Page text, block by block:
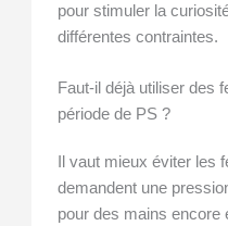
pour stimuler la
différentes contraintes.
Faut-il déjà utiliser des
période de PS ?
Il vaut mieux éviter les
demandent une
pour des mains encore